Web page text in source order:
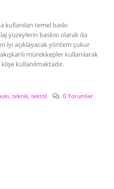
kullanılan temel baskı
yüzeylerin baskısı olarak da
iyi açıklayacak yöntem çukur
mürekkepler kullanılarak
kullanılmaktadır.
,teknik ,tekstil 0 Yorumlar